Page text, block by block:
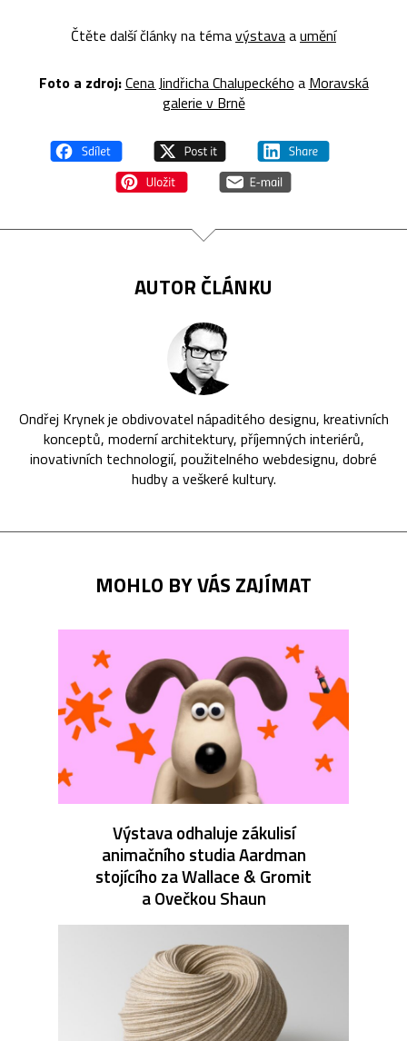
Čtěte další články na témavýstavaaumění
Foto a zdroj:Cena Jindřicha Chalupeckého a Moravská
galerie v Brně
AUTOR ČLÁNKU
Ondřej Krynek je obdivovatel nápaditého designu, kreativních
konceptů, moderní architektury, příjemných interiérů,
inovativních technologií, použitelného webdesignu, dobré
hudby a veškeré kultury.
MOHLO BY VÁS ZAJÍMAT
Výstava odhaluje zákulisí
animačního studia Aardman
stojícího za Wallace & Gromit
a Ovečkou Shaun